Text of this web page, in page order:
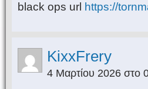
black ops url https://
KixxFrery
4 Μαρτίου 2026 στο